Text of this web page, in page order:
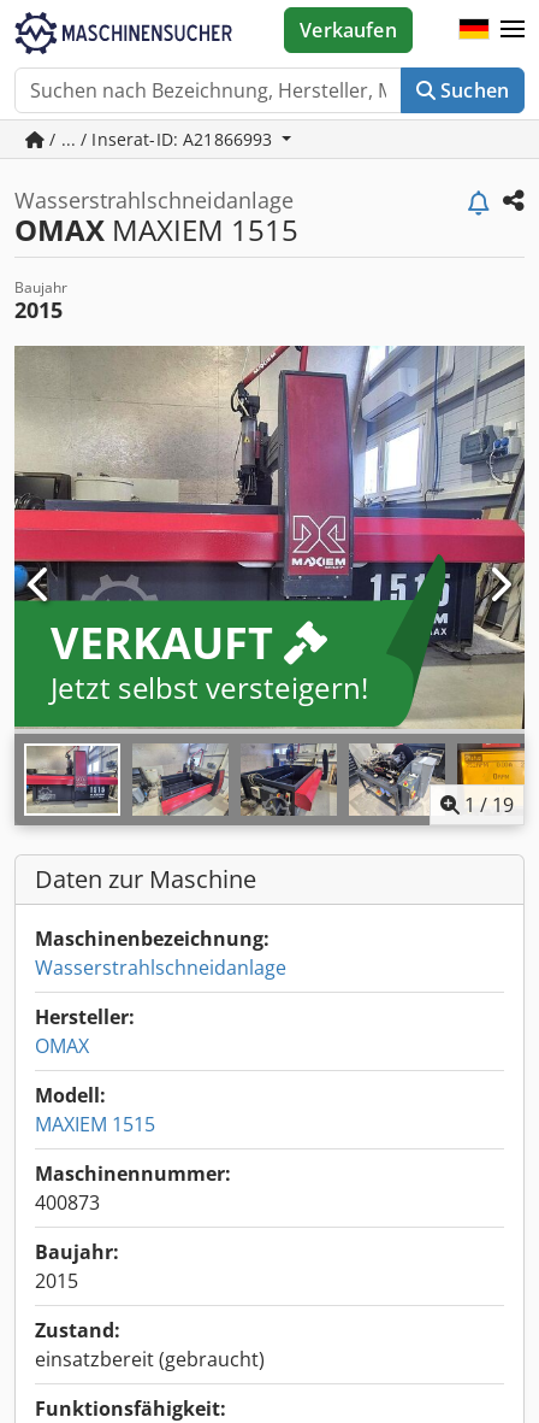
Suchen
Verkaufen
/ ... / Inserat-ID: A21866993
Wasserstrahlschneidanlage
OMAX MAXIEM 1515
Baujahr
2015
VERKAUFT
Jetzt selbst versteigern!
1 / 19
Daten zur Maschine
Maschinenbezeichnung:
Wasserstrahlschneidanlage
Hersteller:
OMAX
Modell:
MAXIEM 1515
Maschinennummer:
400873
Baujahr:
2015
Zustand:
einsatzbereit (gebraucht)
Funktionsfähigkeit: